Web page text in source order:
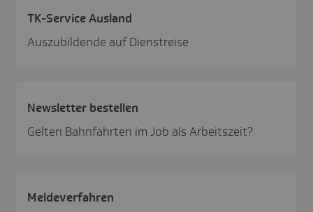
TK-Service Ausland
Auszubildende auf Dienstreise
News­letter bestellen
Gelten Bahnfahrten im Job als Arbeitszeit?
Melde­ver­fahren